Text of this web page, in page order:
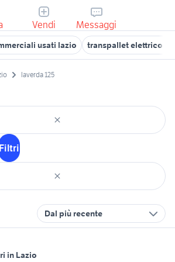
Vendi Messaggi
usati lazio transpallet elettrico
laverda 125
Filtri
Dal più recente
in Lazio